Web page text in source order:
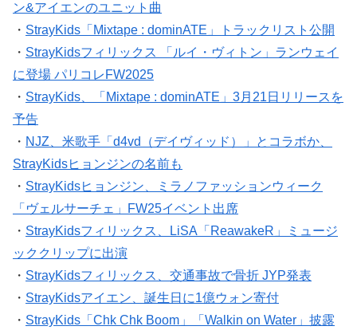
ン&アイエンのユニット曲
・ StrayKids「Mixtape : dominATE」トラックリスト公開
・ StrayKidsフィリックス 「ルイ・ヴィトン」ランウェイ
に登場 パリコレFW2025
・ StrayKids、「Mixtape : dominATE」3月21日リリースを
予告
・ NJZ、米歌手「d4vd（デイヴィッド）」とコラボか、
StrayKidsヒョンジンの名前も
・ StrayKidsヒョンジン、ミラノファッションウィーク
「ヴェルサーチェ」FW25イベント出席
・ StrayKidsフィリックス、LiSA「ReawakeR」ミュージ
ッククリップに出演
・ StrayKidsフィリックス、交通事故で骨折 JYP発表
・ StrayKidsアイエン、誕生日に1億ウォン寄付
・ StrayKids「Chk Chk Boom」「Walkin on Water」披露